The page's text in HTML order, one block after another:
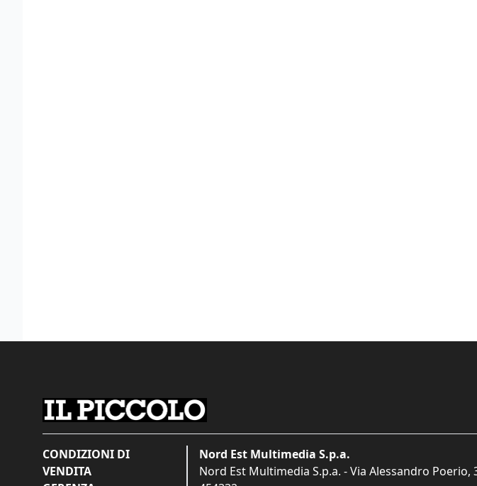
CONDIZIONI DI
VENDITA
Nord Est Multimedia S.p.a.
Nord Est Multimedia S.p.a. - Via Alessandro Poerio,